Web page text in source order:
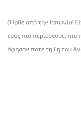
(Ήρθε από την Ιαπωνία!
τους πιο περίεργους,
άφησαν ποτέ τη Γη του